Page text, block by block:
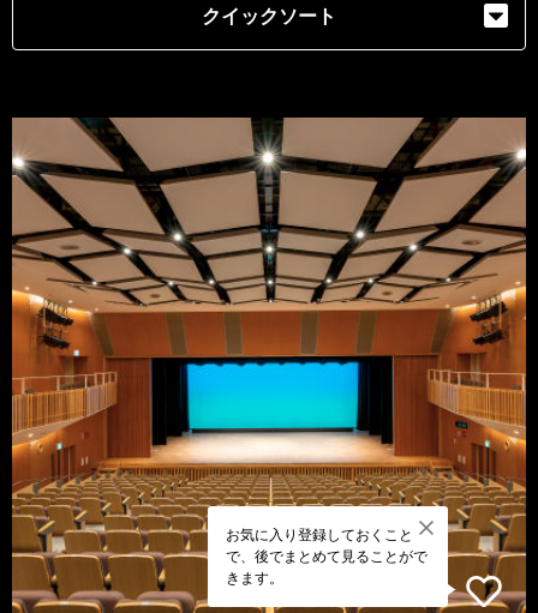
クイックソート
お気に入り登録しておくこと
で、後でまとめて見ることがで
きます。